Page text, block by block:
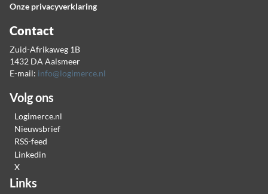
Onze privacyverklaring
Contact
Zuid-Afrikaweg 1B
1432 DA Aalsmeer
E-mail: info@logimerce.nl
Volg ons
Logimerce.nl
Nieuwsbrief
RSS-feed
Linkedin
X
Links